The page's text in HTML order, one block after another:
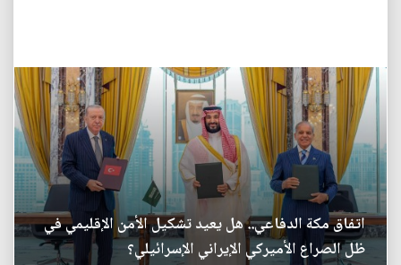
اتفاق مكة الدفاعي.. هل يعيد تشكيل الأمن الإقليمي في
ظل الصراع الأميركي الإيراني الإسرائيلي؟